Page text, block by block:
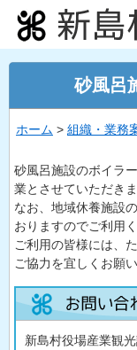
本
文
へ
移
砂風呂
ホーム > 組織・業務
砂風呂施設のボイラ
業とさせていただきま
なお、地域休養施設
おりますのでご利用く
ご利用の皆様には、
ご協力を宜しくお願
新島村役場産業観